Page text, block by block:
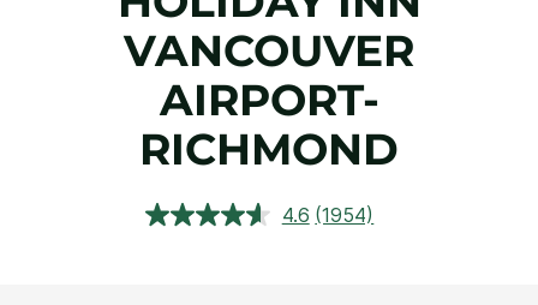
VANCOUVER
AIRPORT-
RICHMOND
4.6 Lees
(1954)